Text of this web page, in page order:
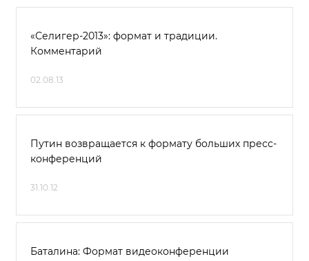
«Селигер-2013»: формат и традиции.
Комментарий
02.08.13
Путин возвращается к формату больших пресс-
конференций
31.10.12
Баталина: Формат видеоконференции